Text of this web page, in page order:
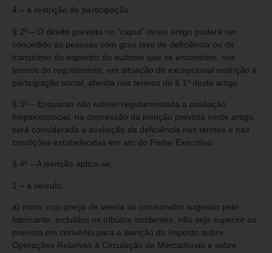
4 – a restrição de participação.
§ 2º – O direito previsto no “caput” deste artigo poderá ser
concedido às pessoas com grau leve de deficiência ou de
transtorno do espectro do autismo que se encontrem, nos
termos do regulamento, em situação de excepcional restrição à
participação social, aferida nos termos do § 1º deste artigo.
§ 3º – Enquanto não estiver regulamentada a avaliação
biopsicossocial, na concessão da isenção prevista neste artigo,
será considerada a avaliação da deficiência nos termos e nas
condições estabelecidas em ato do Poder Executivo.
§ 4º – A isenção aplica-se:
1 – a veículo:
a) novo, cujo preço de venda ao consumidor sugerido pelo
fabricante, incluídos os tributos incidentes, não seja superior ao
previsto em convênio para a isenção do Imposto sobre
Operações Relativas à Circulação de Mercadorias e sobre